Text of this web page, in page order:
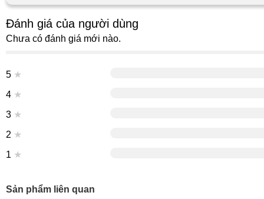
Đánh giá của người dùng
Chưa có đánh giá mới nào.
5 ★
4 ★
3 ★
2 ★
1 ★
Sản phẩm liên quan